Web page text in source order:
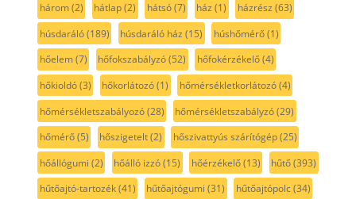
három(2) hátlap(2) hátsó(7) ház (1) házrész (63)
húsdaráló(189) húsdaráló ház (15) húshőmérő(1)
hőelem(7) hőfokszabályzó(52) hőfokérzékelő(4)
hőkioldó(3) hőkorlátozó(1) hőmérsékletkorlátozó(4)
hőmérsékletszabályozó(28) hőmérsékletszabályzó(29)
hőmérő(5) hőszigetelt(2) hőszivattyús szárítógép(25)
hőállógumi (2) hőálló izzó(15) hőérzékelő(13) hűtő(393)
hűtőajtó-tartozék(41) hűtőajtógumi (31) hűtőajtópolc(34)